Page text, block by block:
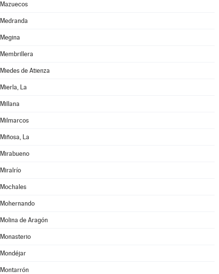
Mazuecos
Medranda
Megina
Membrillera
Miedes de Atienza
Mierla, La
Millana
Milmarcos
Miñosa, La
Mirabueno
Miralrío
Mochales
Mohernando
Molina de Aragón
Monasterio
Mondéjar
Montarrón